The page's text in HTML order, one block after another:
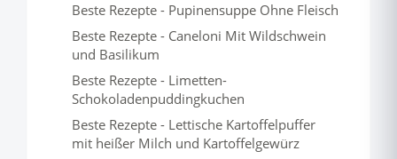
Beste Rezepte - Pupinensuppe Ohne Fleisch
Beste Rezepte - Caneloni Mit Wildschwein
und Basilikum
Beste Rezepte - Limetten-
Schokoladenpuddingkuchen
Beste Rezepte - Lettische Kartoffelpuffer
mit heißer Milch und Kartoffelgewürz